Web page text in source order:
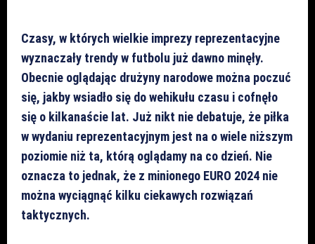
Czasy, w których wielkie imprezy reprezentacyjne
wyznaczały trendy w futbolu już dawno minęły.
Obecnie oglądając drużyny narodowe można poczuć
się, jakby wsiadło się do wehikułu czasu i cofnęło
się o kilkanaście lat. Już nikt nie debatuje, że piłka
w wydaniu reprezentacyjnym jest na o wiele niższym
poziomie niż ta, którą oglądamy na co dzień. Nie
oznacza to jednak, że z minionego EURO 2024 nie
można wyciągnąć kilku ciekawych rozwiązań
taktycznych.